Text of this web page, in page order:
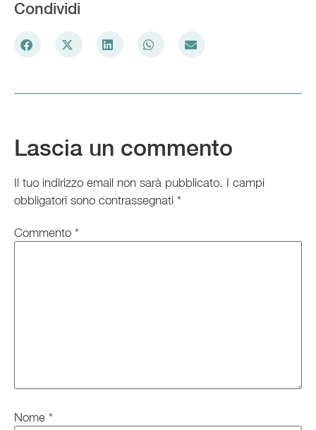
Condividi
Lascia un commento
Il tuo indirizzo email non sarà pubblicato. I campi
obbligatori sono contrassegnati *
Commento *
Nome *